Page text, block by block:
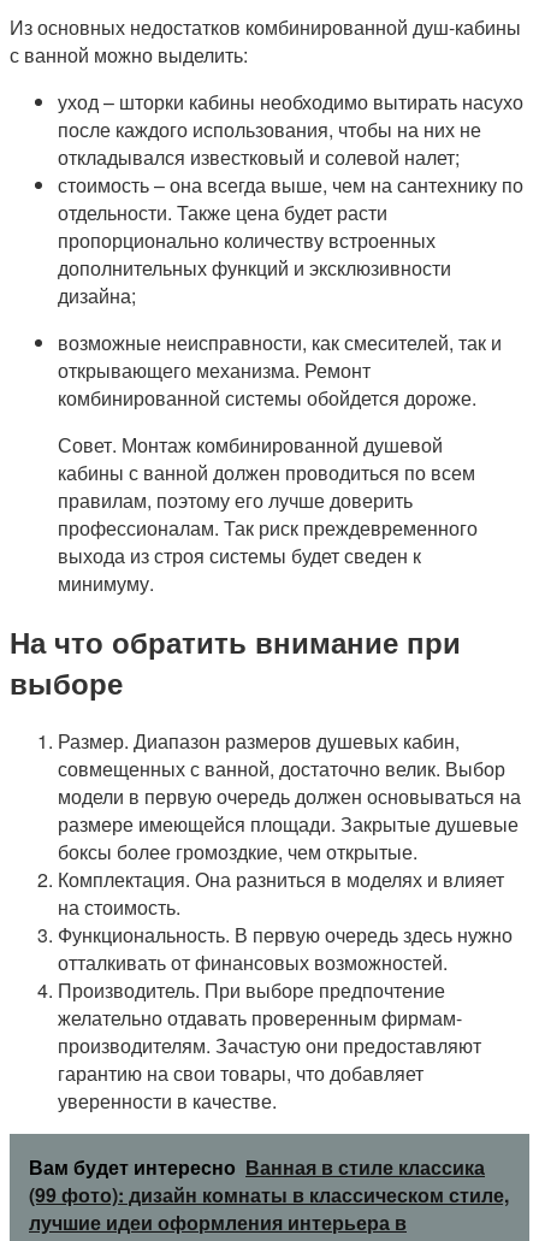
Из основных недостатков комбинированной душ-кабины
с ванной можно выделить:
уход – шторки кабины необходимо вытирать насухо
после каждого использования, чтобы на них не
откладывался известковый и солевой налет;
стоимость – она всегда выше, чем на сантехнику по
отдельности. Также цена будет расти
пропорционально количеству встроенных
дополнительных функций и эксклюзивности
дизайна;
возможные неисправности, как смесителей, так и
открывающего механизма. Ремонт
комбинированной системы обойдется дороже.
Совет. Монтаж комбинированной душевой
кабины с ванной должен проводиться по всем
правилам, поэтому его лучше доверить
профессионалам. Так риск преждевременного
выхода из строя системы будет сведен к
минимуму.
На что обратить внимание при
выборе
Размер. Диапазон размеров душевых кабин,
совмещенных с ванной, достаточно велик. Выбор
модели в первую очередь должен основываться на
размере имеющейся площади. Закрытые душевые
боксы более громоздкие, чем открытые.
Комплектация. Она разниться в моделях и влияет
на стоимость.
Функциональность. В первую очередь здесь нужно
отталкивать от финансовых возможностей.
Производитель. При выборе предпочтение
желательно отдавать проверенным фирмам-
производителям. Зачастую они предоставляют
гарантию на свои товары, что добавляет
уверенности в качестве.
Вам будет интересно Ванная в стиле классика
(99 фото): дизайн комнаты в классическом стиле,
лучшие идеи оформления интерьера в